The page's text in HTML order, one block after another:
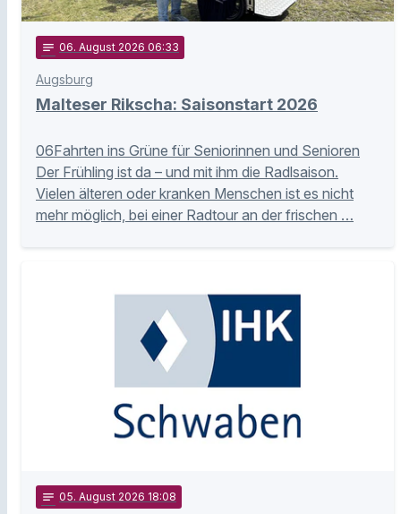
notes 06. August 2026 06:33
Augsburg
Malteser Rikscha: Saisonstart 2026
06Fahrten ins Grüne für Seniorinnen und Senioren
Der Frühling ist da – und mit ihm die Radlsaison.
Vielen älteren oder kranken Menschen ist es nicht
mehr möglich, bei einer Radtour an der frischen …
notes 05. August 2026 18:08